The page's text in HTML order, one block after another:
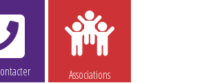
Associations